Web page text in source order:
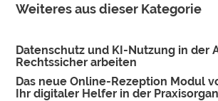
Weiteres aus dieser Kategorie
Datenschutz und KI-Nutzung in der
Rechtssicher arbeiten
Das neue Online-Rezeption Modul
Ihr digitaler Helfer in der